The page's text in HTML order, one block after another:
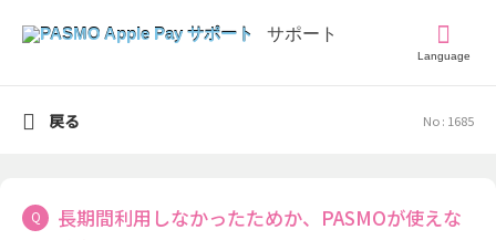
Language
No : 1685
長期間利用しなかったためか、PASMOが使えな
戻る